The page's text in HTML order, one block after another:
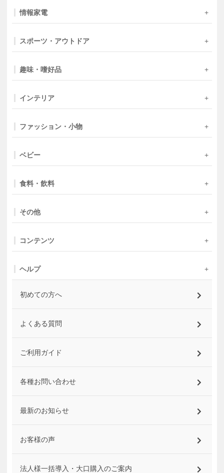
情報家電
スポーツ・アウトドア
趣味・嗜好品
インテリア
ファッション・小物
ベビー
食料・飲料
その他
コンテンツ
ヘルプ
初めての方へ
よくある質問
ご利用ガイド
各種お問い合わせ
最新のお知らせ
お客様の声
法人様一括導入・大口購入のご案内